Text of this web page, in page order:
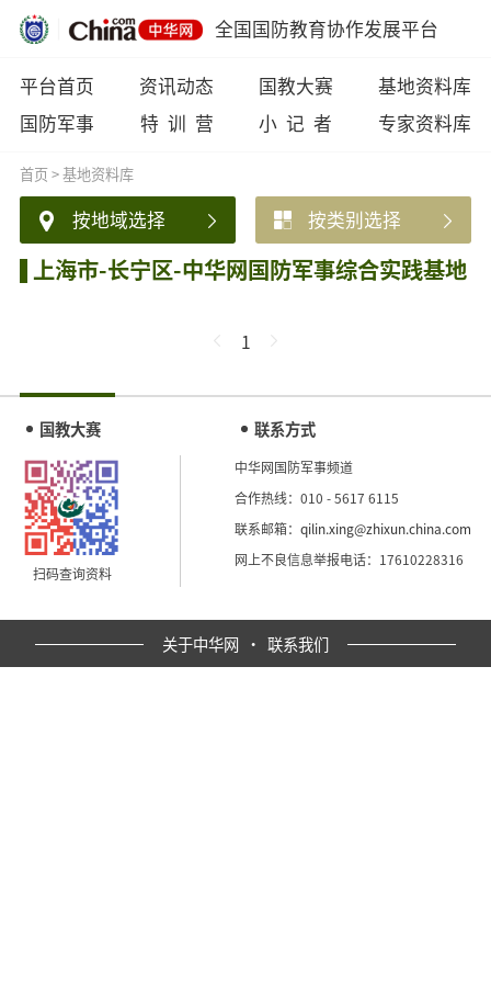
全国国防教育协作发展平台
平台首页 资讯动态 国教大赛
基地资料库
国防军事
特 训 营 小 记 者 专家资料库
首页>基地资料库
按地域选择 按类别选择
上海市-长宁区-中华网国防军事综合实践基地
1
国教大赛
扫码查询资料
联系方式
中华网国防军事频道
合作热线：010 - 5617 6115
联系邮箱：qilin.xing@zhixun.china.com
网上不良信息举报电话：17610228316
关于中华网 · 联系我们